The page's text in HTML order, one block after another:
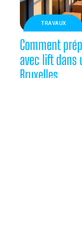
TRAVAUX
Comment
avec lift dans
Bruxelles